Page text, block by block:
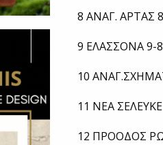
8 ΑΝΑΓ. ΑΡΤΑΣ
9 ΕΛΑΣΣΟΝΑ 9-
10
11 ΝΕΑ
12 ΠΡΟΟΔΟΣ